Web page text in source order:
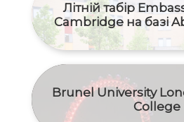
Літній табір
Cambridge на базі
Brunel University
College